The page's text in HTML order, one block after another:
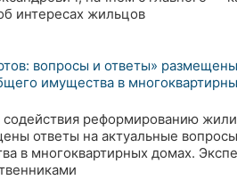
интересах жильцов
вопросы и ответы»
имущества в
реформированию
ответы на актуальные
в многоквартирных домах.